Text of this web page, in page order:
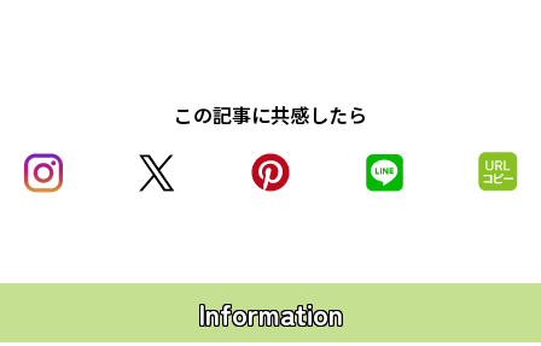
この記事に共感したら
Information